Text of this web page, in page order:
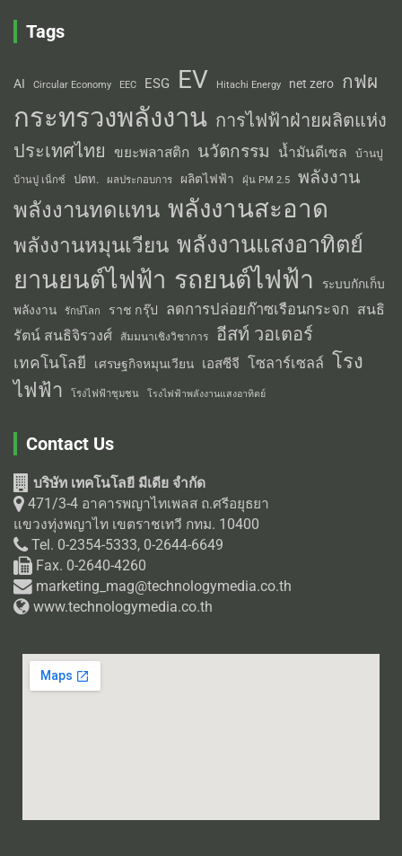
Tags
AI Circular Economy EEC ESG EV Hitachi Energy net zero กฟผ
กระทรวงพลังงาน การไฟฟ้าฝ่ายผลิตแห่ง
ประเทศไทย
ขยะพลาสติก นวัตกรรม น้ำมันดีเซล บ้านปู
บ้านปู เน็กซ์ ปตท. ผลประกอบการ ผลิตไฟฟ้า ฝุ่น PM 2.5 พลังงาน
พลังงานทดแทน พลังงานสะอาด
พลังงานหมุนเวียน พลังงานแสงอาทิตย์
ยานยนต์ไฟฟ้า รถยนต์ไฟฟ้า
ระบบกักเก็บ
พลังงาน
รักษ์โลก ราช กรุ๊ป ลดการปล่อยก๊าซเรือนกระจก สนธิ
รัตน์ สนธิจิรวงศ์
สัมมนาเชิงวิชาการ อีสท์ วอเตอร์
เทคโนโลยี เศรษฐกิจหมุนเวียน เอสซีจี โซลาร์เซลล์ โรง
ไฟฟ้า
โรงไฟฟ้าชุมชน โรงไฟฟ้าพลังงานแสงอาทิตย์
Contact Us
บริษัท เทคโนโลยี มีเดีย จำกัด
471/3-4 อาคารพญาไทเพลส ถ.ศรีอยุธยา
แขวงทุ่งพญาไท เขตราชเทวี กทม. 10400
Tel. 0-2354-5333, 0-2644-6649
Fax. 0-2640-4260
marketing_mag@technologymedia.co.th
www.technologymedia.co.th